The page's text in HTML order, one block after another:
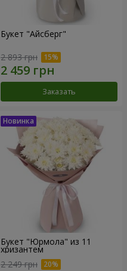
Букет "Айсберг"
2 893 грн
Заказать
Букет "Юрмола" из 11
хризантем
2 249 грн